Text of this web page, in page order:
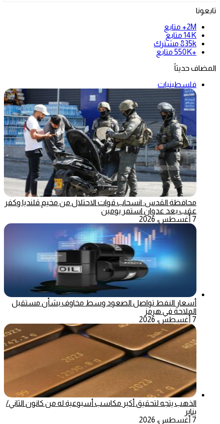
تابعونا
2M+
متابع
14K متابع
835k مشترك
+550K
متابع
المضاف حديثاً
فلسطينيات
محافظة القدس: انسحاب قوات الاحتلال من مخيم قلنديا وكفر
عقب بعد عدوان استمر يومين
7 أغسطس، 2026
أسعار النفط تواصل الصعود وسط مخاوف بشأن مستقبل
الملاحة في هرمز
7 أغسطس، 2026
الذهب يتجه لتحقيق أكبر مكاسب أسبوعية له من كانون الثاني/
يناير
7 أغسطس، 2026